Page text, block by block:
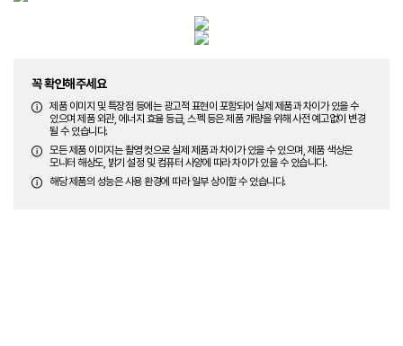
꼭 확인해주세요
제품 이미지 및 특장점 등에는 광고적 표현이 포함되어 실제 제품과 차이가 있을 수
있으며 제품 외관, 에너지 효율 등급, 스펙 등은 제품 개량을 위해 사전 예고없이 변경
될 수 있습니다.
모든 제품 이미지는 촬영 컷으로 실제 제품과 차이가 있을 수 있으며, 제품 색상은
모니터 해상도, 밝기 설정 및 컴퓨터 사양에 따라 차이가 있을 수 있습니다.
해당 제품의 성능은 사용 환경에 따라 일부 상이할 수 있습니다.